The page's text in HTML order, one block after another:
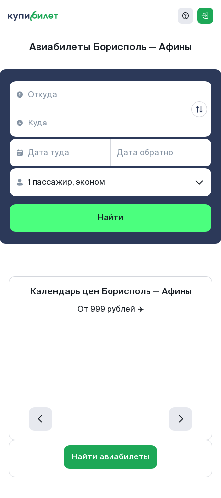
Авиабилеты Борисполь — Афины
Найти
Календарь цен Борисполь — Афины
От 999 рублей ✈️
Найти авиабилеты